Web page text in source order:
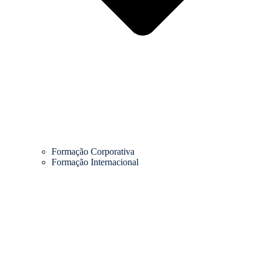
Formação Corporativa
Formação Internacional